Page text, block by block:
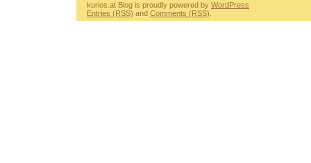
kurios.at Blog is proudly powered by WordPress
Entries (RSS) and Comments (RSS)